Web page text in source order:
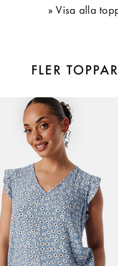
Visa alla
FLER